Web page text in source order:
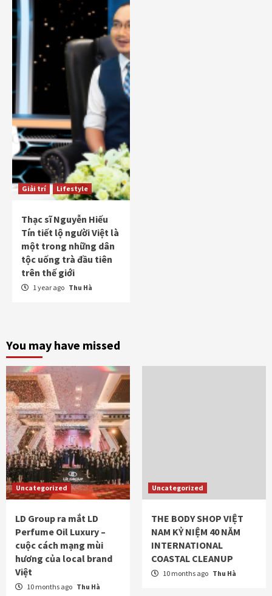
Giải trí Lifestyle
Thạc sĩ Nguyễn Hiếu
Tín tiết lộ người Việt là
một trong những dân
tộc uống trà đầu tiên
trên thế giới
1 year ago Thu Hà
You may have missed
Uncategorized
LD Group ra mắt LD
Perfume Oil Luxury –
cuộc cách mạng mùi
hương của local brand
Việt
10 months ago Thu Hà
Uncategorized
THE BODY SHOP VIỆT
NAM KỶ NIỆM 40 NĂM
INTERNATIONAL
COASTAL CLEANUP
10 months ago Thu Hà